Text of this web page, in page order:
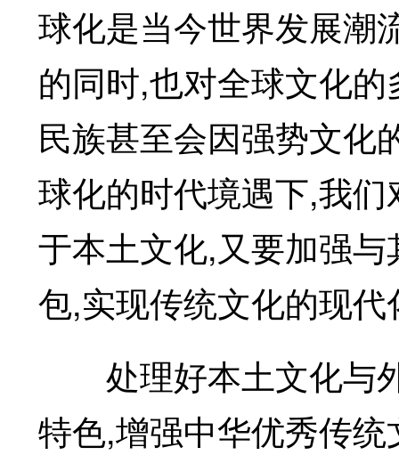
球化是当今世界发展潮
的同时,也对全球文化
民族甚至会因强势文化
球化的时代境遇下,我
于本土文化,又要加强
包,实现传统文化的现代
处理好本土文化与
特色,增强中华优秀传统